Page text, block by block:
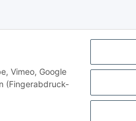
Vimeo, Google
(Fingerabdruck-